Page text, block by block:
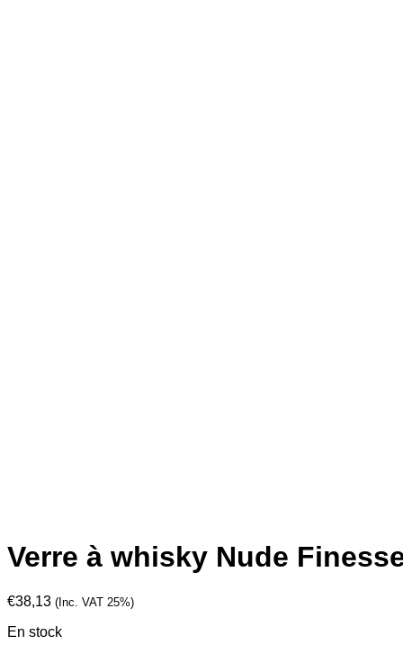
Verre à whisky Nude
€38,13 (Inc. VAT 25%)
En stock